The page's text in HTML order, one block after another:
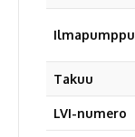
Ilmapumppu
Takuu
LVI-numero